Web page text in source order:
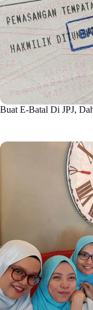
Buat E-Batal Di JPJ,